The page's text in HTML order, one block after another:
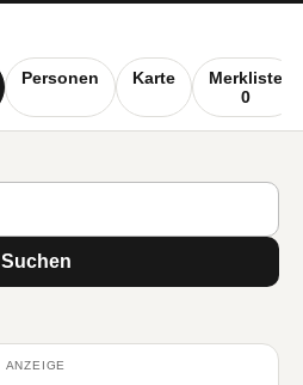
Personen Karte
Merkliste
0
Suchen
ANZEIGE